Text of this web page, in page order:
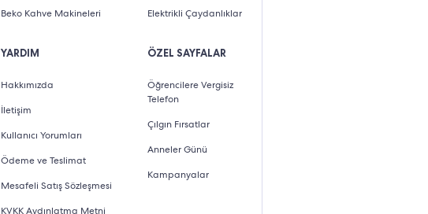
Beko Kahve Makineleri
YARDIM
Hakkımızda
İletişim
Kullanıcı Yorumları
Ödeme ve Teslimat
Mesafeli Satış Sözleşmesi
KVKK Aydınlatma Metni
Elektrikli Çaydanlıklar
ÖZEL SAYFALAR
Öğrencilere Vergisiz
Telefon
Çılgın Fırsatlar
Anneler Günü
Kampanyalar